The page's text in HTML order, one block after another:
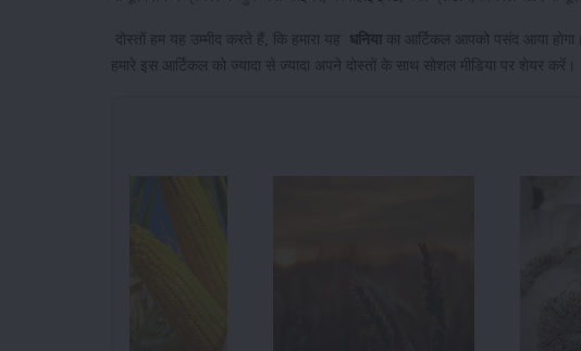
दोस्तों हम यह उम्मीद करते हैं, कि हमारा यह धनिया का आर्टिकल आपको पसंद आया
हमारे इस आर्टिकल को ज्यादा से ज्यादा अपने दोस्तों के साथ सोशल मीडिया पर शेयर करें।